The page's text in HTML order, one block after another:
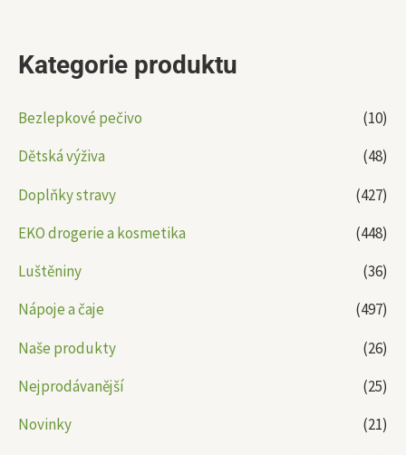
Kategorie produktu
Bezlepkové pečivo
(10)
Dětská výživa
(48)
Doplňky stravy
(427)
EKO drogerie a kosmetika
(448)
Luštěniny
(36)
Nápoje a čaje
(497)
Naše produkty
(26)
Nejprodávanější
(25)
Novinky
(21)